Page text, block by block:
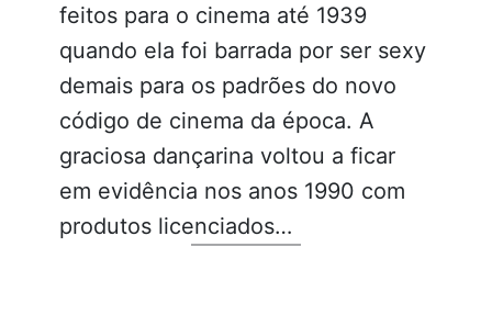
feitos para o cinema até 1939
quando ela foi barrada por ser sexy
demais para os padrões do novo
código de cinema da época. A
graciosa dançarina voltou a ficar
em evidência nos anos 1990 com
produtos licenciados…